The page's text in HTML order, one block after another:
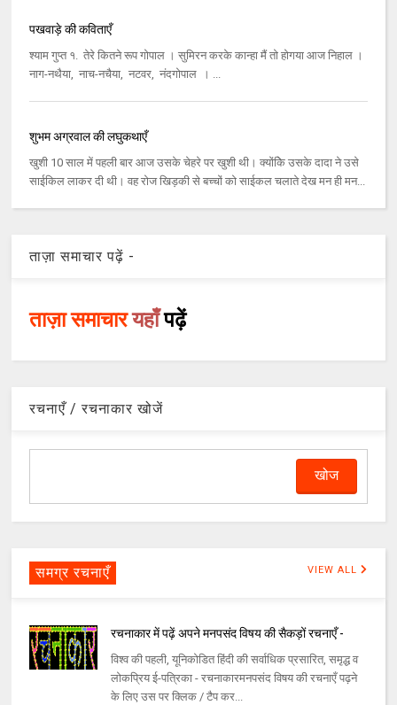
पखवाड़े की कविताएँ
श्याम गुप्त १. तेरे कितने रूप गोपाल । सुमिरन करके कान्हा मैं तो होगया आज निहाल ।
नाग-नथैया, नाच-नचैया, नटवर, नंदगोपाल । ...
शुभम अग्रवाल की लघुकथाएँ
खुशी 10 साल में पहली बार आज उसके चेहरे पर खुशी थी। क्‍योंकिे उसके दादा ने उसे
साईकिल लाकर दी थी। वह रोज खिड़की से बच्‍चों को साईकल चलाते देख मन ही मन...
ताज़ा समाचार पढ़ें -
ताज़ा समाचारयहाँपढ़ें
रचनाएँ / रचनाकार खोजें
समग्र रचनाएँ VIEW ALL
रचनाकार में पढ़ें अपने मनपसंद विषय की सैकड़ों रचनाएँ -
विश्व की पहली, यूनिकोडित हिंदी की सर्वाधिक प्रसारित, समृद्ध व
लोकप्रिय ई-पत्रिका - रचनाकारमनपसंद विषय की रचनाएँ पढ़ने
के लिए उस पर क्लिक / टैप कर...